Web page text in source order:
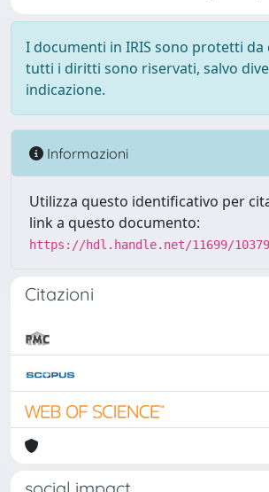
I documenti in IRIS sono protetti
tutti i diritti sono riservati, salvo
indicazione.
Informazioni
Utilizza questo identificativo per
link a questo documento:
https://hdl.handle.net/11699/
Citazioni